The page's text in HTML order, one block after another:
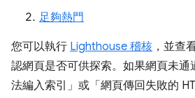
足夠熱門
您可以執行 Lighthouse 稽核 ，並查
認網頁是否可供探索。如果網頁未通
法編入索引」 或「網頁傳回失敗的